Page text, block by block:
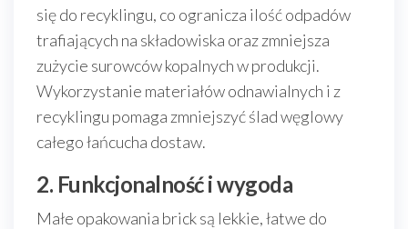
się do recyklingu, co ogranicza ilość odpadów
trafiających na składowiska oraz zmniejsza
zużycie surowców kopalnych w produkcji.
Wykorzystanie materiałów odnawialnych i z
recyklingu pomaga zmniejszyć ślad węglowy
całego łańcucha dostaw.
2. Funkcjonalność i wygoda
Małe opakowania brick są lekkie, łatwe do